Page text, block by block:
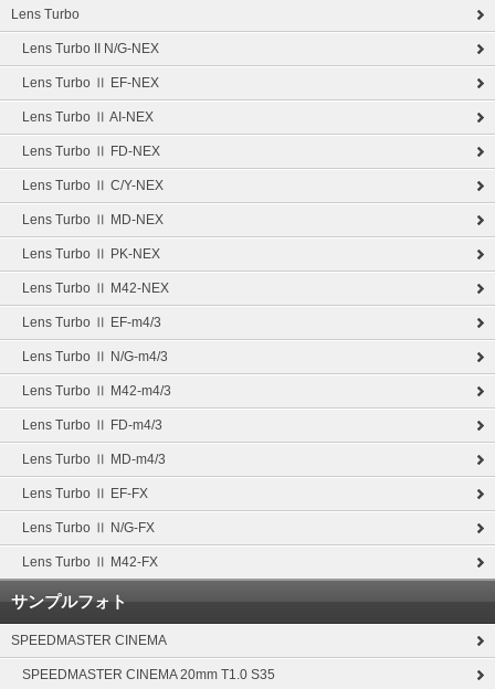
Lens Turbo
Lens Turbo II N/G-NEX
Lens Turbo Ⅱ EF-NEX
Lens Turbo Ⅱ AI-NEX
Lens Turbo Ⅱ FD-NEX
Lens Turbo Ⅱ C/Y-NEX
Lens Turbo Ⅱ MD-NEX
Lens Turbo Ⅱ PK-NEX
Lens Turbo Ⅱ M42-NEX
Lens Turbo Ⅱ EF-m4/3
Lens Turbo Ⅱ N/G-m4/3
Lens Turbo Ⅱ M42-m4/3
Lens Turbo Ⅱ FD-m4/3
Lens Turbo Ⅱ MD-m4/3
Lens Turbo Ⅱ EF-FX
Lens Turbo Ⅱ N/G-FX
Lens Turbo Ⅱ M42-FX
サンプルフォト
SPEEDMASTER CINEMA
SPEEDMASTER CINEMA 20mm T1.0 S35